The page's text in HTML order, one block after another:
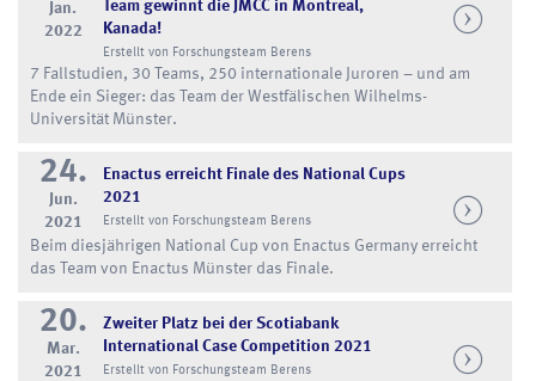
Jan.
2022
Team gewinnt die JMCC in Montreal,
Kanada!
Erstellt von Forschungsteam Berens
7 Fallstudien, 30 Teams, 250 internationale Juroren – und am
Ende ein Sieger: das Team der Westfälischen Wilhelms-
Universität Münster.
24.
Jun.
2021
Enactus erreicht Finale des National Cups
2021
Erstellt von Forschungsteam Berens
Beim diesjährigen National Cup von Enactus Germany erreicht
das Team von Enactus Münster das Finale.
20.
Mar.
2021
Zweiter Platz bei der Scotiabank
International Case Competition 2021
Erstellt von Forschungsteam Berens